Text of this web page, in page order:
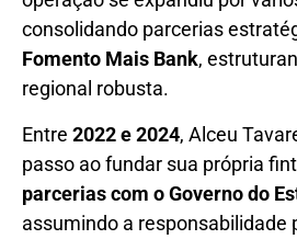
consolidando parcerias
Fomento Mais Bank,
regional robusta.
Entre 2022 e 2024, Alceu
passo ao fundar sua própria
parcerias com o Governo do
assumindo a responsabilidade